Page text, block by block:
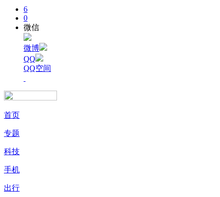
6
0
微信
微博
QQ
QQ空间
首页
专题
科技
手机
出行